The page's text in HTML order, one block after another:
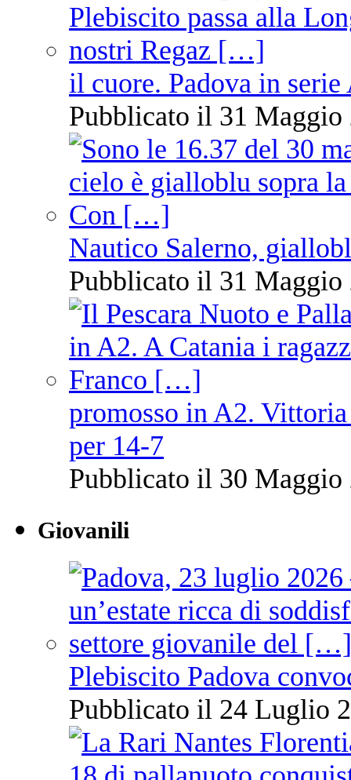
il cuore. Padova in serie
Pubblicato il 31 Maggio
Nautico Salerno,
Pubblicato il 31 Maggio
promosso in A2.
per 14-7
Pubblicato il 30 Maggio
Giovanili
Plebiscito Padova
Pubblicato il 24 Luglio